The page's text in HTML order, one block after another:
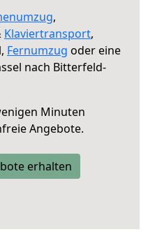
,
Klaviertransport,
Fernumzug oder eine
nach Bitterfeld-
Minuten
Angebote.
erhalten